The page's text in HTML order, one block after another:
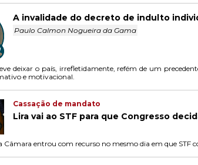
A invalidade do decreto de indulto
Paulo Calmon Nogueira da Gama
deixar o país, irrefletidamente, refém de um
e motivacional.
Cassação de mandato
Lira vai ao STF para que Congresso
Câmara entrou com recurso no mesmo dia em que STF